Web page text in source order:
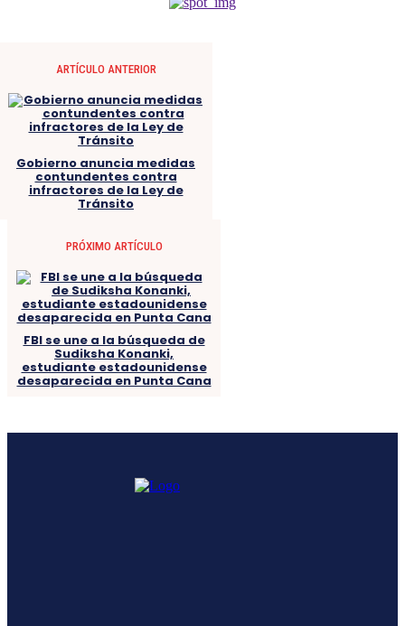
ARTÍCULO ANTERIOR
Gobierno anuncia medidas
contundentes contra
infractores de la Ley de
Tránsito
PRÓXIMO ARTÍCULO
FBI se une a la búsqueda de
Sudiksha Konanki,
estudiante estadounidense
desaparecida en Punta Cana